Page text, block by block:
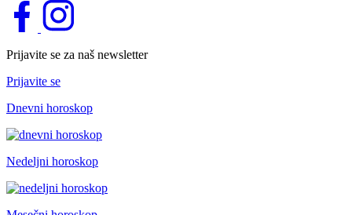
Prijavite se za naš newsletter
Prijavite se
Dnevni horoskop
Nedeljni horoskop